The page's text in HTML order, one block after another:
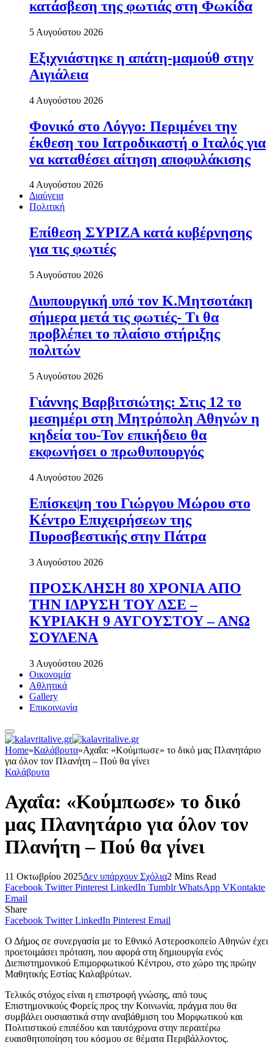
κατάσβεση της φωτιάς στη Φωκίδα
5 Αυγούστου 2026
Εξιχνιάστηκε η απάτη-μαμούθ στην
Αιγιάλεια
4 Αυγούστου 2026
Φονικό στο Λόγγο: Περιµένει την
έκθεση του Ιατροδικαστή ο Ιταλός για
να καταθέσει αίτηση αποφυλάκισης
4 Αυγούστου 2026
Διαύγεια
Πολιτική
Επίθεση ΣΥΡΙΖΑ κατά κυβέρνησης
για τις φωτιές
5 Αυγούστου 2026
Διυπουργική υπό τον Κ.Μητσοτάκη
σήμερα μετά τις φωτιές- Τι θα
προβλέπει το πλαίσιο στήριξης
πολιτών
5 Αυγούστου 2026
Γιάννης Βαρβιτσιώτης: Στις 12 το
μεσημέρι στη Μητρόπολη Αθηνών η
κηδεία του-Τον επικήδειο θα
εκφωνήσει ο πρωθυπουργός
4 Αυγούστου 2026
Επίσκεψη του Γιώργου Μώρου στο
Κέντρο Επιχειρήσεων της
Πυροσβεστικής στην Πάτρα
3 Αυγούστου 2026
ΠΡΟΣΚΛΗΣΗ 80 ΧΡΟΝΙΑ ΑΠΟ
ΤΗΝ ΙΔΡΥΣΗ ΤΟΥ ΔΣΕ –
ΚΥΡΙΑΚΗ 9 ΑΥΓΟΥΣΤΟΥ – ΑΝΩ
ΣΟΥΔΕΝΑ
3 Αυγούστου 2026
Οικονομία
Αθλητικά
Gallery
Επικοινωνία
Home»Καλάβρυτα»Αχαΐα: «Κούμπωσε» το δικό μας Πλανητάριο
για όλον τον Πλανήτη – Πού θα γίνει
Καλάβρυτα
Αχαΐα: «Κούμπωσε» το δικό
μας Πλανητάριο για όλον τον
Πλανήτη – Πού θα γίνει
11 Οκτωβρίου 2025Δεν υπάρχουν Σχόλια2 Mins Read
Facebook Twitter Pinterest LinkedIn Tumblr WhatsApp VKontakte
Email
Share
Facebook Twitter LinkedIn Pinterest Email
Ο Δήµος σε συνεργασία µε το Εθνικό Αστεροσκοπείο Αθηνών έχει
προετοιµάσει πρόταση, που αφορά στη δηµιουργία ενός
Διεπιστηµονικού Επιµορφωτικού Κέντρου, στο χώρο της πρώην
Μαθητικής Εστίας Καλαβρύτων.
Τελικός στόχος είναι η επιστροφή γνώσης, από τους
Επιστημονικούς Φορείς προς την Κοινωνία, πράγμα που θα
συμβάλει ουσιαστικά στην αναβάθμιση του Μορφωτικού και
Πολιτιστικού επιπέδου και ταυτόχρονα στην περαιτέρω
ευαισθητοποίηση του κόσμου σε θέματα Περιβάλλοντος.